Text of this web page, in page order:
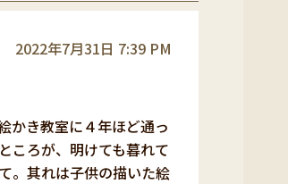
2022年7月31日 7:39 PM
かき教室に４年ほど通っ
ころが、明けても暮れて
。其れは子供の描いた絵